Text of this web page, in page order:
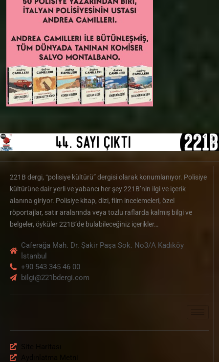
221B dergi, “polisiye kültürü” dergisi olarak konumlanıyor. Polisiye
kültürüne dair yerli ve yabancı her şey 221B’nin ilgi ve içerik
alanına giriyor. Polisiye kitap, dizi, film incelemeleri, özel
röportajlar, satır aralarında veya tozlu raflarda kalmış bilgi ve
belgeler, öyküler 221B’de bulabileceğiniz içerikler…
Caferağa Mah. Dr. Şakir Paşa Sok. No3/A Kadıköy
İstanbul
+90 543 345 46 00
bilgi@221bdergi.com